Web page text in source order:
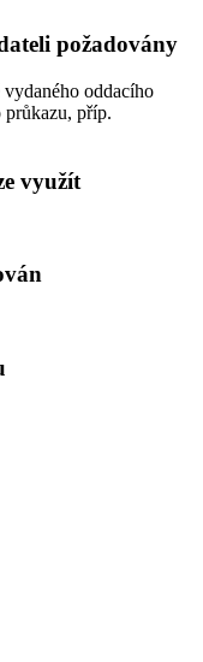
požadovány
oddacího
průkazu, příp.
využít